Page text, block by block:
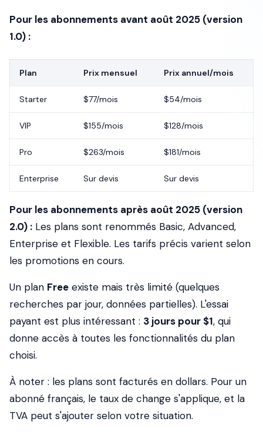
Pour les abonnements avant août 2025 (version
1.0) :
Plan Prix mensuel Prix annuel/mois
Starter $77/mois $54/mois
VIP $155/mois $128/mois
Pro $263/mois $181/mois
Enterprise Sur devis Sur devis
Pour les abonnements après août 2025 (version
2.0) : Les plans sont renommés Basic, Advanced,
Enterprise et Flexible. Les tarifs précis varient selon
les promotions en cours.
Un plan Free existe mais très limité (quelques
recherches par jour, données partielles). L'essai
payant est plus intéressant : 3 jours pour $1, qui
donne accès à toutes les fonctionnalités du plan
choisi.
À noter : les plans sont facturés en dollars. Pour un
abonné français, le taux de change s'applique, et la
TVA peut s'ajouter selon votre situation.